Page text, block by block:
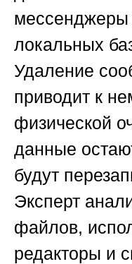
мессенджеры
локальных
Удаление
приводит к
физической
данные
будут
Эксперт
файлов,
редакторы и